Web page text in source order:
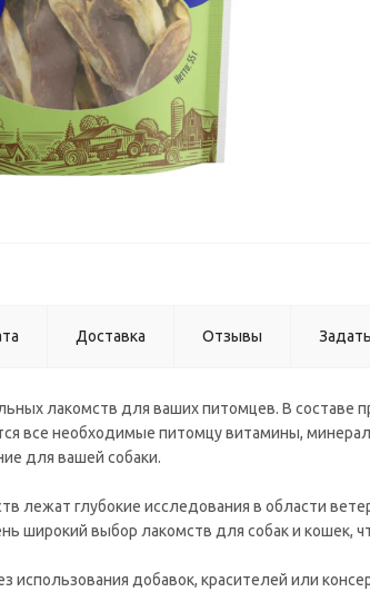
Доставка Отзывы
лакомств для ваших питомцев. В составе
все необходимые питомцу витамины,
для вашей собаки.
лежат глубокие исследования в области
широкий выбор лакомств для собак и кошек,
использования добавок, красителей или